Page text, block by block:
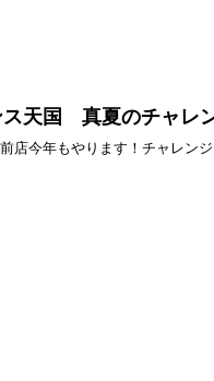
ス天国 真夏のチャレ
今年もやります！チャレン